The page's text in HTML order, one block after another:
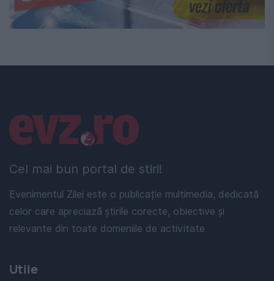
Cel mai bun portal de stiri!
Evenimentul Zilei este o publicație multimedia, dedicată
celor care apreciază știrile corecte, obiective și
relevante din toate domeniile de activitate
Linkuri utile
Utile